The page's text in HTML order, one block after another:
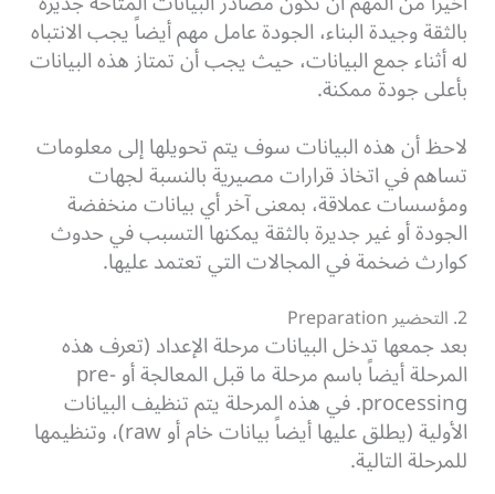
بالثقة وجيدة البناء، الجودة عامل مهم أيضاً يجب الانتباه
له أثناء جمع البيانات، حيث يجب أن تمتاز هذه البيانات
بأعلى جودة ممكنة.
لاحظ أن هذه البيانات سوف يتم تحويلها إلى معلومات
تساهم في اتخاذ قرارات مصيرية بالنسبة لجهات
ومؤسسات عملاقة، بمعنى آخر أي بيانات منخفضة
الجودة أو غير جديرة بالثقة يمكنها التسبب في حدوث
كوارث ضخمة في المجالات التي تعتمد عليها.
2. التحضير Preparation
بعد جمعها تدخل البيانات مرحلة الإعداد (تعرف هذه
المرحلة أيضاً باسم مرحلة ما قبل المعالجة أو pre-
processing. في هذه المرحلة يتم تنظيف البيانات
الأولية (يطلق عليها أيضاً بيانات خام أو raw)، وتنظيمها
للمرحلة التالية.